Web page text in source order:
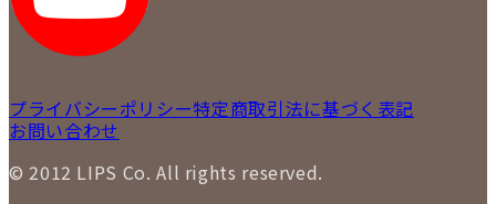
プライバシーポリシー特定商取引法に基づく表記
お問い合わせ
© 2012 LIPS Co. All rights reserved.